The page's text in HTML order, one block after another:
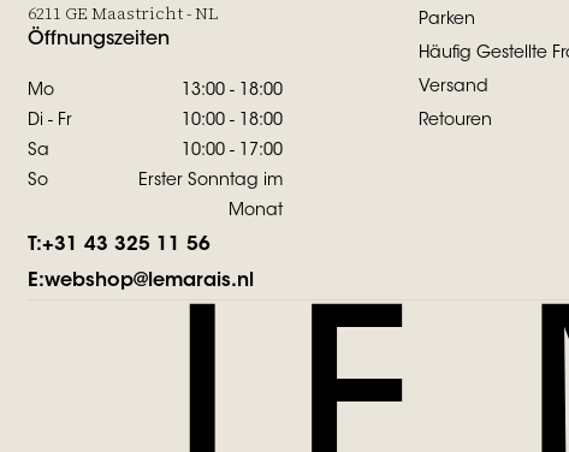
6211 GE Maastricht - NL
Öffnungszeiten
Mo
13:00 - 18:00
Di - Fr
10:00 - 18:00
Sa
10:00 - 17:00
So
Erster Sonntag im
Monat
T:+31 43 325 11 56
E:webshop@lemarais.nl
Parken
Häufig Gestellte
Versand
Retouren